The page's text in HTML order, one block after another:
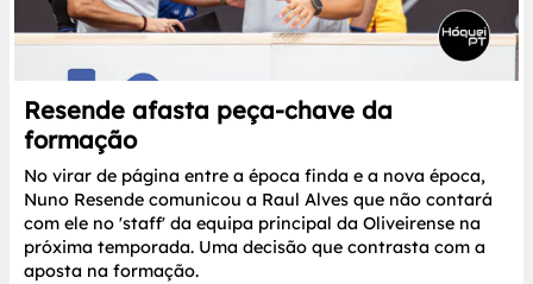
Resende afasta peça-chave da
formação
No virar de página entre a época finda e a nova época,
Nuno Resende comunicou a Raul Alves que não contará
com ele no 'staff' da equipa principal da Oliveirense na
próxima temporada. Uma decisão que contrasta com a
aposta na formação.